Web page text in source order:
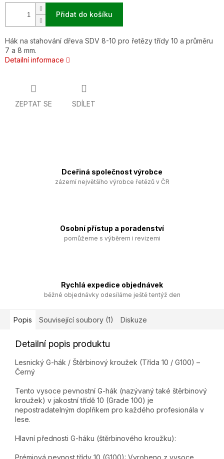
Přidat do košíku
Hák na stahování dřeva SDV 8-10 pro řetězy třídy 10 a průměru
7 a 8 mm.
Detailní informace
ZEPTAT SE SDÍLET
Dceřiná společnost výrobce
zázemí největšího výrobce řetězů v ČR
Osobní přístup a poradenství
pomůžeme s výběrem i revizemi
Rychlá expedice objednávek
běžné objednávky odesíláme ještě tentýž den
Popis Související soubory (1) Diskuze
Detailní popis produktu
Lesnický G-hák / Štěrbinový kroužek (Třída 10 / G100) –
Černý
Tento vysoce pevnostní G-hák (nazývaný také štěrbinový
kroužek) v jakostní třídě 10 (Grade 100) je
nepostradatelným doplňkem pro každého profesionála v
lese.
Hlavní přednosti G-háku (štěrbinového kroužku):
Prémiová pevnost třídy 10 (G100): Vyrobeno z vysoce